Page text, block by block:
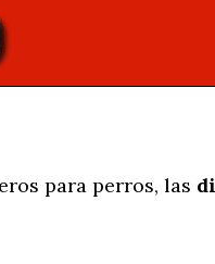
para perros, las